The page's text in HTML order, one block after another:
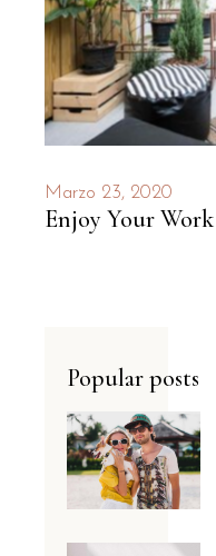
Marzo 23, 2020
Enjoy Your
Popular posts